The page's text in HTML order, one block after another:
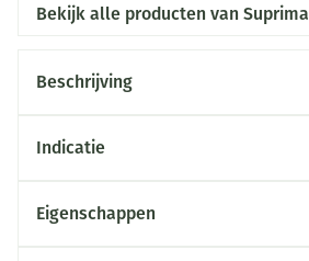
Bekijk alle producten van Suprima
Beschrijving
Indicatie
Eigenschappen